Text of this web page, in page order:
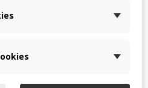
1 hod. provozu/ 10 min.